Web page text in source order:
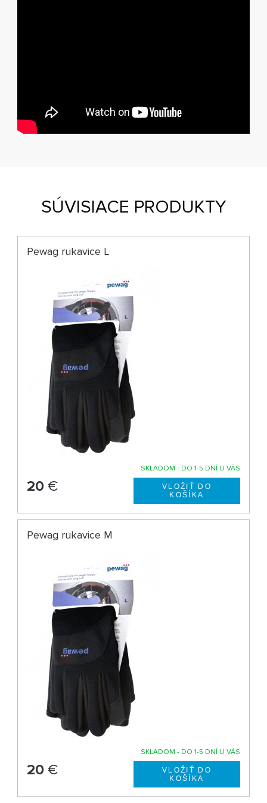
SÚVISIACE PRODUKTY
Pewag rukavice L
SKLADOM - DO 1-5 DNÍ U VÁS
20 €
Pewag rukavice M
SKLADOM - DO 1-5 DNÍ U VÁS
20 €